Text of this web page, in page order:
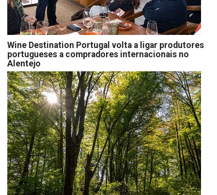
Wine Destination Portugal volta a ligar produtores
portugueses a compradores internacionais no
Alentejo